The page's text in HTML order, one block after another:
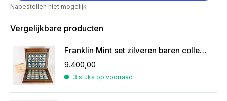
Nabestellen niet mogelijk
Vergelijkbare producten
Franklin Mint set zilveren baren collectie van de mooiste zeilschepen
9.400,00
3 stuks op voorraad